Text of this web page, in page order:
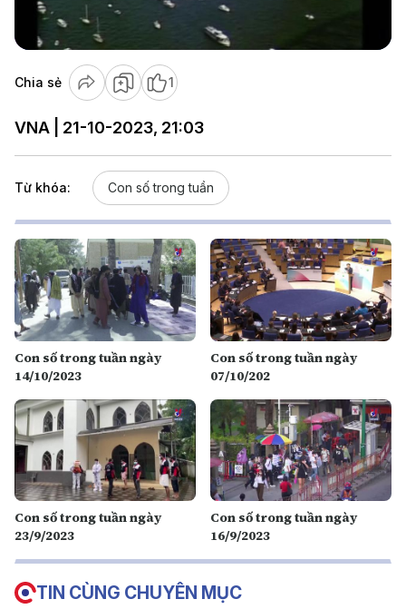
Video
Chia sẻ 1
VNA | 21-10-2023, 21:03
Từ khóa: Con số trong tuần
Con số trong tuần ngày
14/10/2023
Con số trong tuần ngày
07/10/202
Con số trong tuần ngày
23/9/2023
Con số trong tuần ngày
16/9/2023
TIN CÙNG CHUYÊN MỤC